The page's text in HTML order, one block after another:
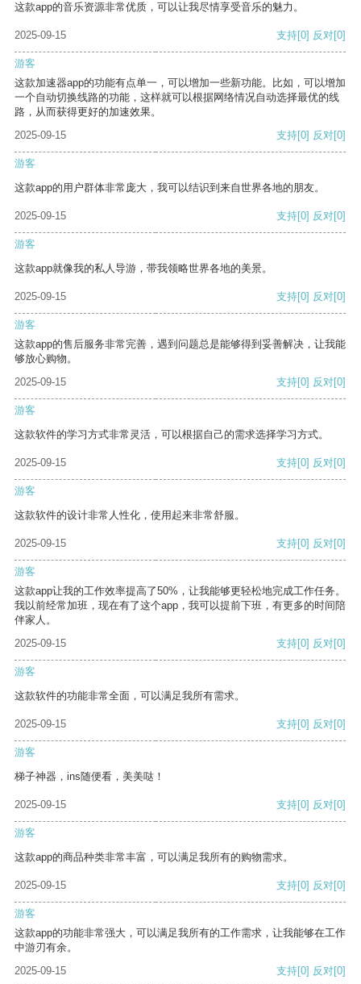
这款app的音乐资源非常优质，可以让我尽情享受音乐的魅力。
2025-09-15 支持[0] 反对[0]
游客
这款加速器app的功能有点单一，可以增加一些新功能。比如，可以增加
一个自动切换线路的功能，这样就可以根据网络情况自动选择最优的线
路，从而获得更好的加速效果。
2025-09-15
支持[0] 反对[0]
游客
这款app的用户群体非常庞大，我可以结识到来自世界各地的朋友。
2025-09-15 支持[0] 反对[0]
游客
这款app就像我的私人导游，带我领略世界各地的美景。
2025-09-15 支持[0] 反对[0]
游客
这款app的售后服务非常完善，遇到问题总是能够得到妥善解决，让我能
够放心购物。
2025-09-15
支持[0] 反对[0]
游客
这款软件的学习方式非常灵活，可以根据自己的需求选择学习方式。
2025-09-15 支持[0] 反对[0]
游客
这款软件的设计非常人性化，使用起来非常舒服。
2025-09-15 支持[0] 反对[0]
游客
这款app让我的工作效率提高了50%，让我能够更轻松地完成工作任务。
我以前经常加班，现在有了这个app，我可以提前下班，有更多的时间陪
伴家人。
2025-09-15
支持[0] 反对[0]
游客
这款软件的功能非常全面，可以满足我所有需求。
2025-09-15 支持[0] 反对[0]
游客
梯子神器，ins随便看，美美哒！
2025-09-15 支持[0] 反对[0]
游客
这款app的商品种类非常丰富，可以满足我所有的购物需求。
2025-09-15 支持[0] 反对[0]
游客
这款app的功能非常强大，可以满足我所有的工作需求，让我能够在工作
中游刃有余。
2025-09-15
支持[0] 反对[0]